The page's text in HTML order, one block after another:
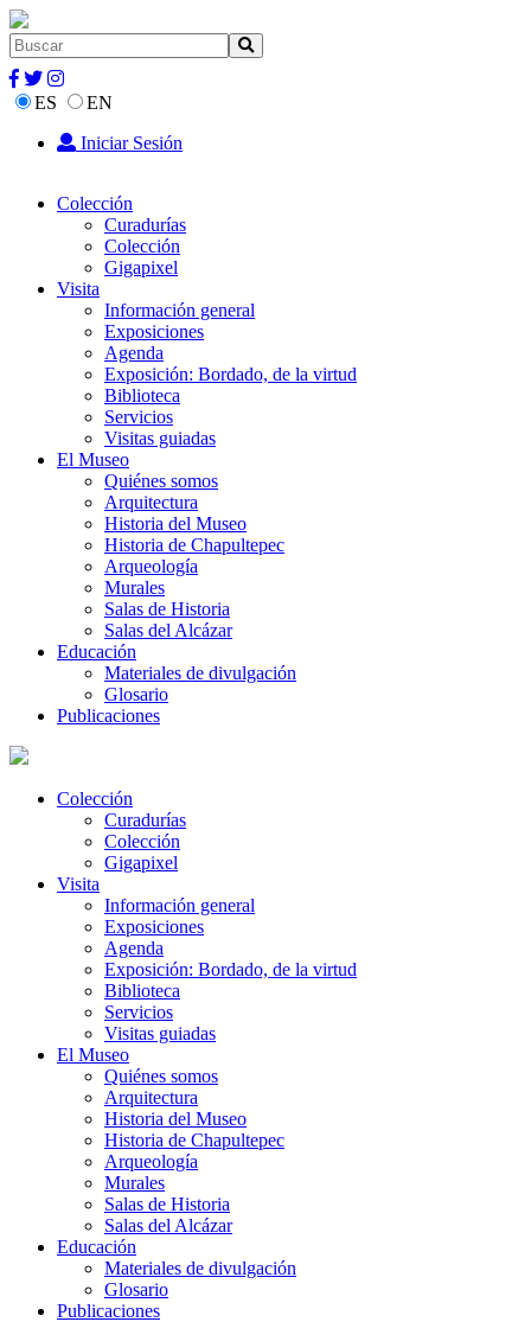
ES
EN
Iniciar Sesión
Colección
Curadurías
Colección
Gigapixel
Visita
Información general
Exposiciones
Agenda
Exposición: Bordado, de la virtud
Biblioteca
Servicios
Visitas guiadas
El Museo
Quiénes somos
Arquitectura
Historia del Museo
Historia de Chapultepec
Arqueología
Murales
Salas de Historia
Salas del Alcázar
Educación
Materiales de divulgación
Glosario
Publicaciones
Colección
Curadurías
Colección
Gigapixel
Visita
Información general
Exposiciones
Agenda
Exposición: Bordado, de la virtud
Biblioteca
Servicios
Visitas guiadas
El Museo
Quiénes somos
Arquitectura
Historia del Museo
Historia de Chapultepec
Arqueología
Murales
Salas de Historia
Salas del Alcázar
Educación
Materiales de divulgación
Glosario
Publicaciones